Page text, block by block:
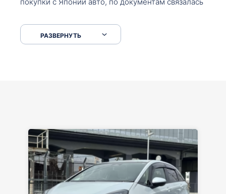
покупки с Японии авто, по документам связалась
что заполнить, куда зайти, образцы и т.д. После
приехал за авто. Меня тепло встретили Сергей с
РАЗВЕРНУТЬ